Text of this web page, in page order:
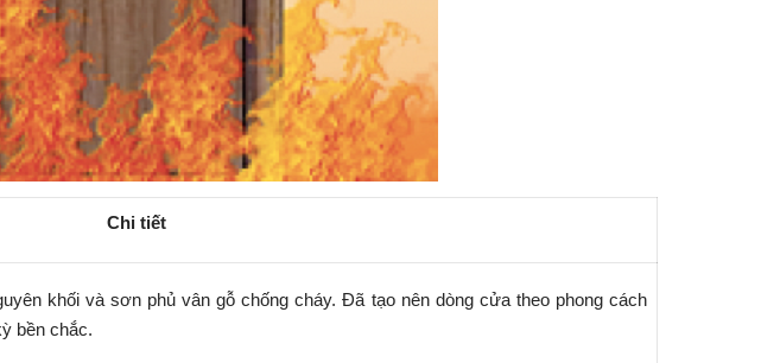
Chi tiết
khối và sơn phủ vân gỗ chống cháy. Đã tạo nên dòng cửa theo phong cách
bền chắc.